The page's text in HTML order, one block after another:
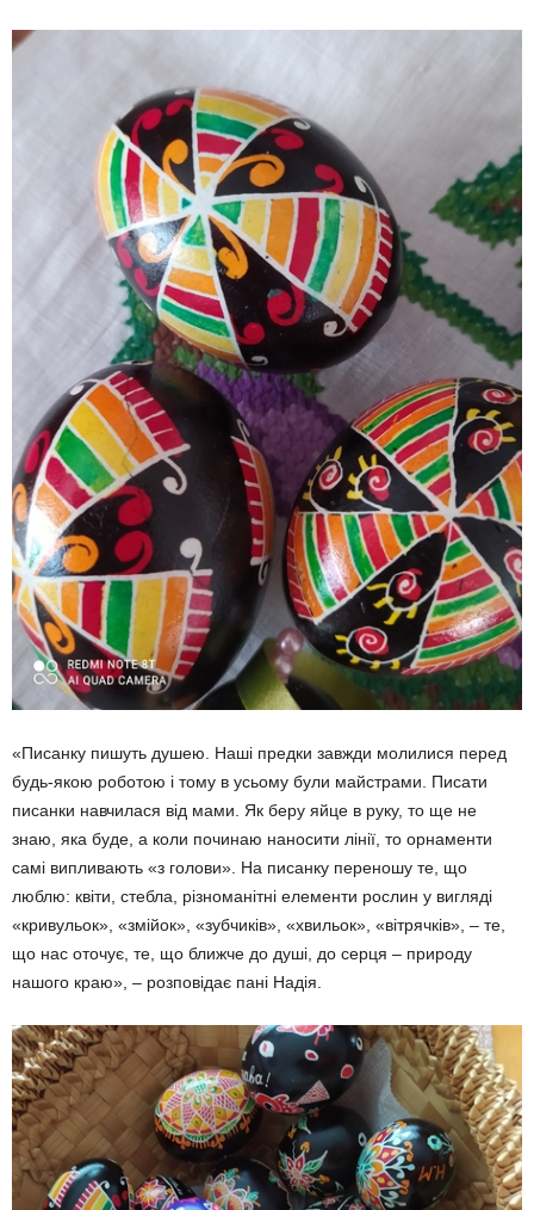
«Писанку пишуть душею. Наші предки завжди молилися перед
будь-якою роботою і тому в усьому були майстрами. Писати
писанки навчилася від мами. Як беру яйце в руку, то ще не
знаю, яка буде, а коли почи­наю наносити лінії, то орнаменти
самі випли­вають «з голови». На писанку переношу те, що
люблю: квіти, стебла, різноманітні еле­менти рослин у вигляді
«кривульок», «змі­йок», «зубчиків», «хвильок», «вітрячків», – те,
що нас оточує, те, що ближче до душі, до серця – природу
нашого краю», – розпо­відає пані Надія.